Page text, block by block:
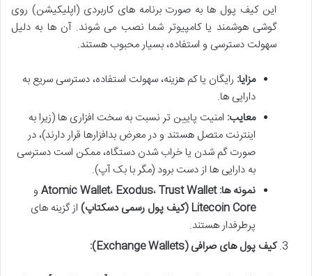
این کیف پول ها به صورت برنامه های کاربردی (اپلیکیشن) روی
گوشی هوشمند یا کامپیوتر شما نصب می شوند. آن ها به دلیل
سهولت دسترسی و استفاده، بسیار محبوب هستند.
مزایا: رایگان یا کم هزینه، سهولت استفاده، دسترسی سریع به
دارایی ها.
معایب: امنیت پایین تر نسبت به سخت افزاری ها (زیرا به
اینترنت متصل هستند و در معرض بدافزارها قرار دارند)، در
صورت گم شدن یا خراب شدن دستگاه، ممکن است دسترسی
به دارایی ها از دست برود (مگر با بک آپ).
نمونه ها:
Atomic Wallet، Exodus،Trust Wallet
و
Litecoin Core (کیف پول رسمی دسکتاپ)
از گزینه های
پرطرفدار هستند.
کیف پول های صرافی (Exchange Wallets):